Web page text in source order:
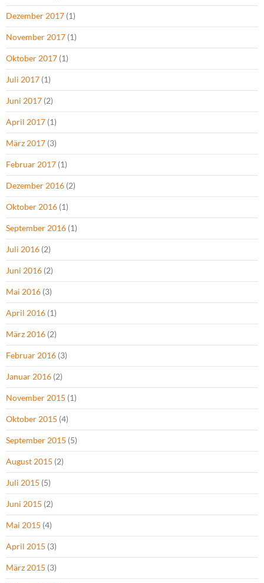
Dezember 2017 (1)
November 2017 (1)
Oktober 2017 (1)
Juli 2017 (1)
Juni 2017 (2)
April 2017 (1)
März 2017 (3)
Februar 2017 (1)
Dezember 2016 (2)
Oktober 2016 (1)
September 2016 (1)
Juli 2016 (2)
Juni 2016 (2)
Mai 2016 (3)
April 2016 (1)
März 2016 (2)
Februar 2016 (3)
Januar 2016 (2)
November 2015 (1)
Oktober 2015 (4)
September 2015 (5)
August 2015 (2)
Juli 2015 (5)
Juni 2015 (2)
Mai 2015 (4)
April 2015 (3)
März 2015 (3)